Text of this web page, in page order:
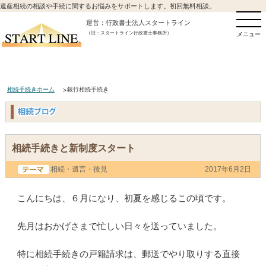
遺産相続の相談や手続に関するお悩みをサポートします。初回無料相談。
運営：行政書士法人スタートライン
（旧：スタートライン行政書士事務所） メニュー
相続手続きホーム 銀行相続手続き
相続手続きと新制度スタート
相続・遺言・後見 2017年6月2日
こんにちは、６月になり、初夏を感じるこの頃です。
先月はおかげさまで忙しい日々を送っていました。
特に相続手続きの戸籍請求は、郵送でやり取りする直接